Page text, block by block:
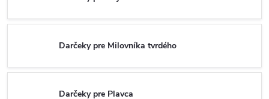
Darčeky pre Milovníka tvrdého
Darčeky pre Plavca